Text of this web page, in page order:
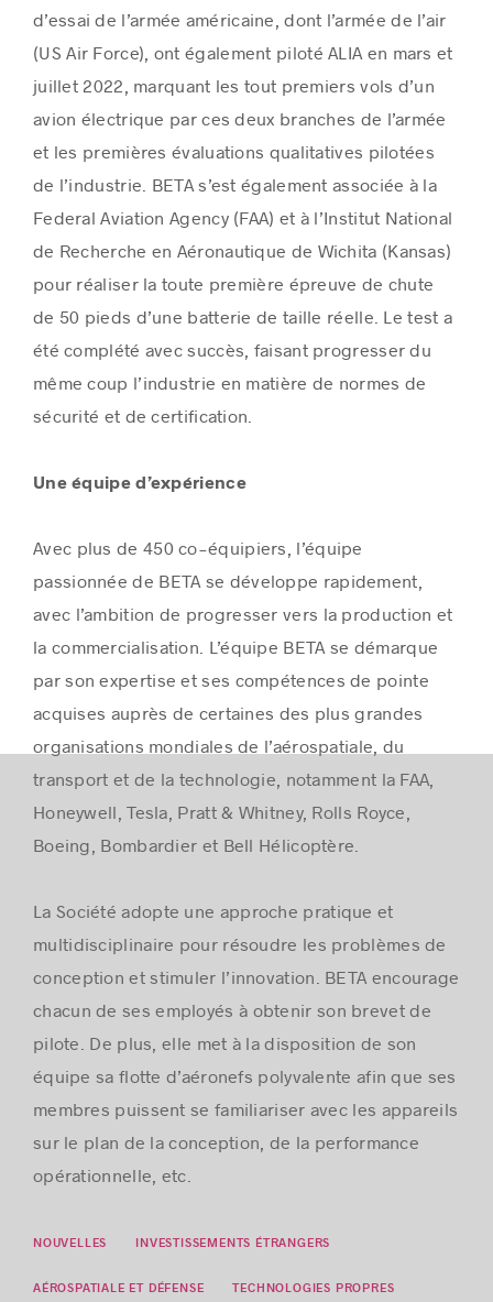
d’essai de l’armée américaine, dont l’armée de l’air
(US Air Force), ont également piloté ALIA en mars et
juillet 2022, marquant les tout premiers vols d’un
avion électrique par ces deux branches de l’armée
et les premières évaluations qualitatives pilotées
de l’industrie. BETA s’est également associée à la
Federal Aviation Agency (FAA) et à l’Institut National
de Recherche en Aéronautique de Wichita (Kansas)
pour réaliser la toute première épreuve de chute
de 50 pieds d’une batterie de taille réelle. Le test a
été complété avec succès, faisant progresser du
même coup l’industrie en matière de normes de
sécurité et de certification.
Une équipe d’expérience
Avec plus de 450 co-équipiers, l’équipe
passionnée de BETA se développe rapidement,
avec l’ambition de progresser vers la production et
la commercialisation. L’équipe BETA se démarque
par son expertise et ses compétences de pointe
acquises auprès de certaines des plus grandes
organisations mondiales de l’aérospatiale, du
transport et de la technologie, notamment la FAA,
Honeywell, Tesla, Pratt & Whitney, Rolls Royce,
Boeing, Bombardier et Bell Hélicoptère.
La Société adopte une approche pratique et
multidisciplinaire pour résoudre les problèmes de
conception et stimuler l’innovation. BETA encourage
chacun de ses employés à obtenir son brevet de
pilote. De plus, elle met à la disposition de son
équipe sa flotte d’aéronefs polyvalente afin que ses
membres puissent se familiariser avec les appareils
sur le plan de la conception, de la performance
opérationnelle, etc.
NOUVELLES INVESTISSEMENTS ÉTRANGERS
AÉROSPATIALE ET DÉFENSE TECHNOLOGIES PROPRES